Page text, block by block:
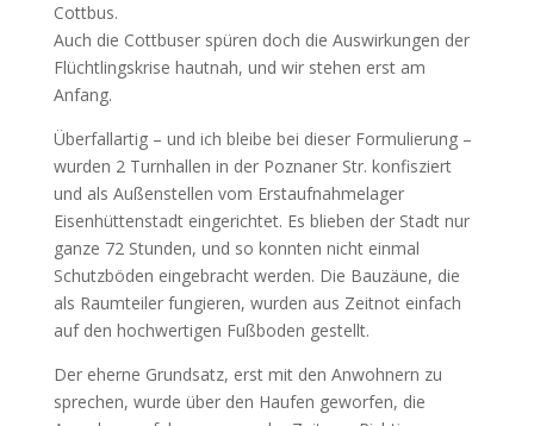
Cottbus.
Auch die Cottbuser spüren doch die Auswirkungen der
Flüchtlingskrise hautnah, und wir stehen erst am
Anfang.
Überfallartig – und ich bleibe bei dieser Formulierung –
wurden 2 Turnhallen in der Poznaner Str. konfisziert
und als Außenstellen vom Erstaufnahmelager
Eisenhüttenstadt eingerichtet. Es blieben der Stadt nur
ganze 72 Stunden, und so konnten nicht einmal
Schutzböden eingebracht werden. Die Bauzäune, die
als Raumteiler fungieren, wurden aus Zeitnot einfach
auf den hochwertigen Fußboden gestellt.
Der eherne Grundsatz, erst mit den Anwohnern zu
sprechen, wurde über den Haufen geworfen, die